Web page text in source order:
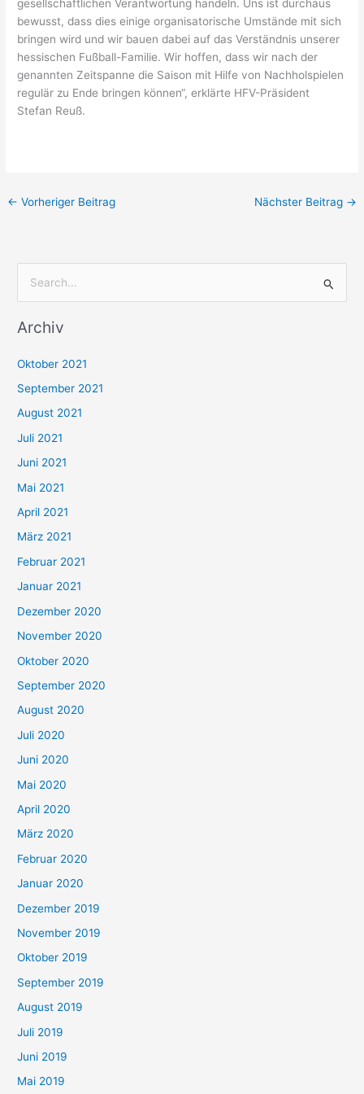
gesellschaftlichen Verantwortung handeln. Uns ist durchaus
bewusst, dass dies einige organisatorische Umstände mit sich
bringen wird und wir bauen dabei auf das Verständnis unserer
hessischen Fußball-Familie. Wir hoffen, dass wir nach der
genannten Zeitspanne die Saison mit Hilfe von Nachholspielen
regulär zu Ende bringen können“, erklärte HFV-Präsident
Stefan Reuß.
← Vorheriger Beitrag Nächster Beitrag →
c
n
n
a
c
h
:
Archiv
Oktober 2021
September 2021
August 2021
Juli 2021
Juni 2021
Mai 2021
April 2021
März 2021
Februar 2021
Januar 2021
Dezember 2020
November 2020
Oktober 2020
September 2020
August 2020
Juli 2020
Juni 2020
Mai 2020
April 2020
März 2020
Februar 2020
Januar 2020
Dezember 2019
November 2019
Oktober 2019
September 2019
August 2019
Juli 2019
Juni 2019
Mai 2019